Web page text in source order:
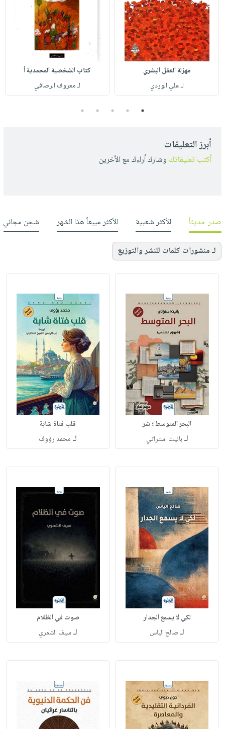
مهزلة العقل البشري
لـ علي الوردي
كتاب الشخصية المحمدية أ
لـ معروف الرصافي
1
2
3
4
5
أبرز التعليقات
أكتب تعليقاتك وشارك أراءك مع الأخرين
صدر حديثاً الأكثر شعبية الأكثر مبيعاً هذا الشهر شحن مجاني
لـ منشورات كلمات للنشر والتوزيع
البحر المتوسط ؛ شر
لـ بانيت استراتي
قلب فتاة شابة
لـ محمد رؤوف
لكي لا يسمع الجدار
لـ صالح الياس
صوت في الظلام
لـسيف الشمري